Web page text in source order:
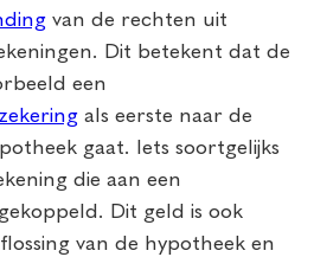
van de rechten uit
Dit betekent dat de
een
als eerste naar de
gaat. Iets soortgelijks
die aan een
Dit geld is ook
van de hypotheek en